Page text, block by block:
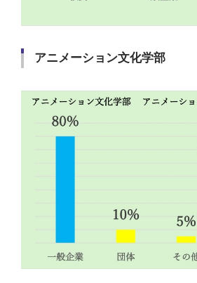
アニメーション文化学部